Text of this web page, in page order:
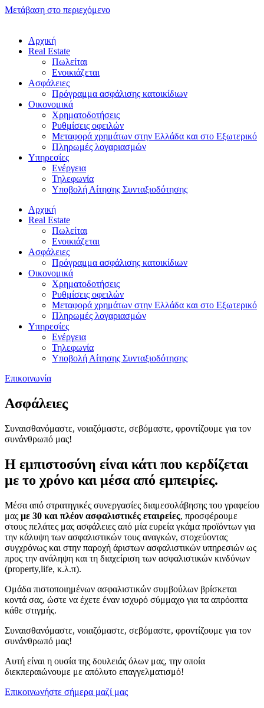
Μετάβαση στο περιεχόμενο
Αρχική
Real Estate
Πωλείται
Ενοικιάζεται
Ασφάλειες
Πρόγραμμα ασφάλισης κατοικίδιων
Οικονομικά
Χρηματοδοτήσεις
Ρυθμίσεις οφειλών
Μεταφορά χρημάτων στην Ελλάδα και στο Εξωτερικό
Πληρωμές λογαριασμών
Υπηρεσίες
Ενέργεια
Τηλεφωνία
Υποβολή Αίτησης Συνταξιοδότησης
Αρχική
Real Estate
Πωλείται
Ενοικιάζεται
Ασφάλειες
Πρόγραμμα ασφάλισης κατοικίδιων
Οικονομικά
Χρηματοδοτήσεις
Ρυθμίσεις οφειλών
Μεταφορά χρημάτων στην Ελλάδα και στο Εξωτερικό
Πληρωμές λογαριασμών
Υπηρεσίες
Ενέργεια
Τηλεφωνία
Υποβολή Αίτησης Συνταξιοδότησης
Επικοινωνία
Ασφάλειες
Συναισθανόμαστε, νοιαζόμαστε, σεβόμαστε, φροντίζουμε για τον
συνάνθρωπό μας!
Η εμπιστοσύνη είναι κάτι που κερδίζεται
με το χρόνο και μέσα από εμπειρίες.
Μέσα από στρατηγικές συνεργασίες διαμεσολάβησης του γραφείου
μας με 30 και πλέον ασφαλιστικές εταιρείες, προσφέρουμε
στους πελάτες μας ασφάλειες από μία ευρεία γκάμα προϊόντων για
την κάλυψη των ασφαλιστικών τους αναγκών, στοχεύοντας
συγχρόνως και στην παροχή άριστων ασφαλιστικών υπηρεσιών ως
προς την ανάληψη και τη διαχείριση των ασφαλιστικών κινδύνων
(property,life, κ.λ.π).
Ομάδα πιστοποιημένων ασφαλιστικών συμβούλων βρίσκεται
κοντά σας, ώστε να έχετε έναν ισχυρό σύμμαχο για τα απρόοπτα
κάθε στιγμής.
Συναισθανόμαστε, νοιαζόμαστε, σεβόμαστε, φροντίζουμε για τον
συνάνθρωπό μας!
Αυτή είναι η ουσία της δουλειάς όλων μας, την οποία
διεκπεραιώνουμε με απόλυτο επαγγελματισμό!
Επικοινωνήστε σήμερα μαζί μας